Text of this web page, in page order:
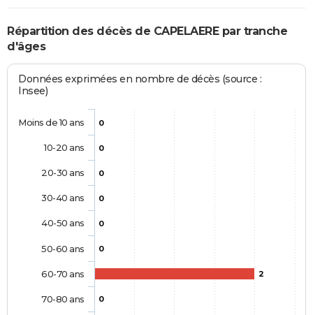
Répartition des décès de CAPELAERE par tranche
d'âges
Données exprimées en nombre de décès (source :
Insee)
0
0
0
0
0
0
2
0
Moins de 10 ans
10-20 ans
20-30 ans
30-40 ans
40-50 ans
50-60 ans
60-70 ans
70-80 ans